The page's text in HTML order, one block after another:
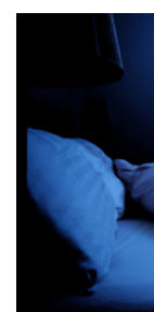
Протезирование All-
Съемные зубные
Бюгельные протезы
Мостовидные
УДАЛЕНИЕ
О КЛИНИКЕ